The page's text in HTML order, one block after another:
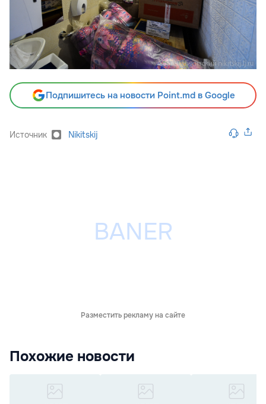
Подпишитесь на новости Point.md в Google
Источник Nikitskij
Разместить рекламу на сайте
Похожие новости